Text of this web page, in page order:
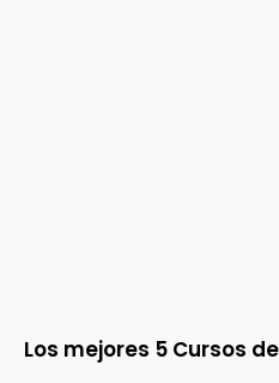
Los mejores 5 Cursos